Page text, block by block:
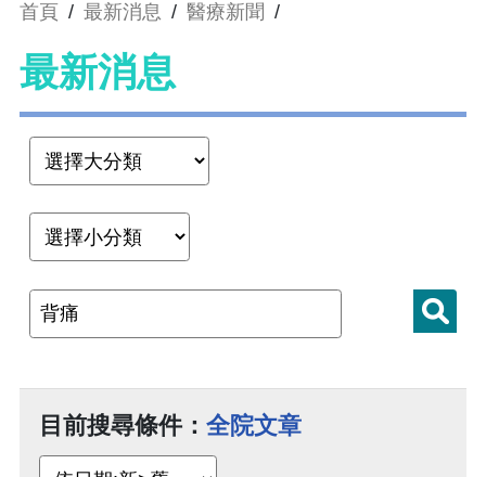
首頁 / 最新消息 / 醫療新聞 /
最新消息
目前搜尋條件： 全院文章